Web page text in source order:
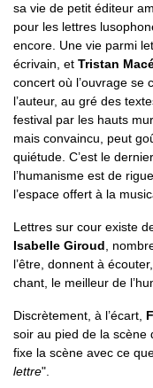
sa vie de petit éditeur
pour les lettres
encore. Une vie parmi
écrivain, et Tristan
concert où l’ouvrage se
l’auteur, au gré des
festival par les hauts
mais convaincu, peut
quiétude. C’est le
l’humanisme est de
l’espace offert à la
Lettres sur cour existe
Isabelle Giroud ,
l’être, donnent à
chant, le meilleur de
Discrètement, à l’écart,
soir au pied de la scène
fixe la scène avec ce
lettre".